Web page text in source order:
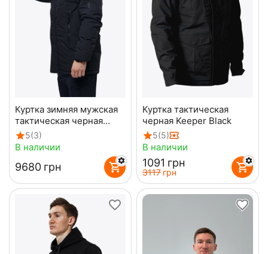
Куртка зимняя мужская
тактическая черная
Mont Blanc Gen3 Black
5(3)
В наличии
‍9680‍ грн
Куртка тактическая
черная Keeper Black
5(5)
В наличии
‍1091‍ грн
‍3117‍ грн